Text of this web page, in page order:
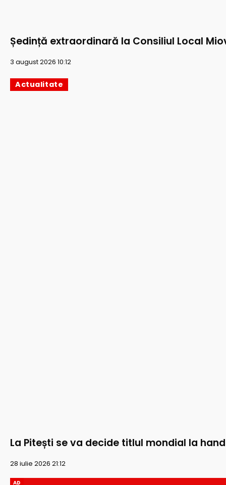
Ședință extraordinară la Consiliul Local
3 august 2026 10:12
Actualitate
La Pitești se va decide titlul mondial la
28 iulie 2026 21:12
AD